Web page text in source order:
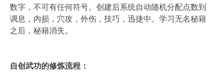
数字，不可有任何符号。创建后系统自动随机分配点数到
调息，内损，穴攻，外伤，技巧，迅捷中。学习无名秘籍
之后，秘籍消失。
自创武功的修炼流程：